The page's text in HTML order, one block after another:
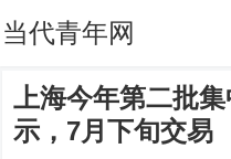
当代青年网
上海今年第二批
示，7月下旬交易